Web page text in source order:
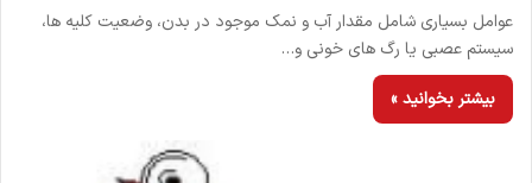
عوامل بسیاری شامل مقدار آب و نمک موجود در بدن، وضعیت کلیه ها،
سیستم عصبی یا رگ های خونی و…
بیشتر بخوانید »